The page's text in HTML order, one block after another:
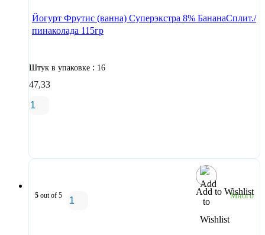
Йогурт Фрутис (ванна) Суперэкстра 8% БананаСплит./
пинаколада 115гр
Штук в упаковке : 16
47,33
Add to Wishlist
5 out of 5 Много